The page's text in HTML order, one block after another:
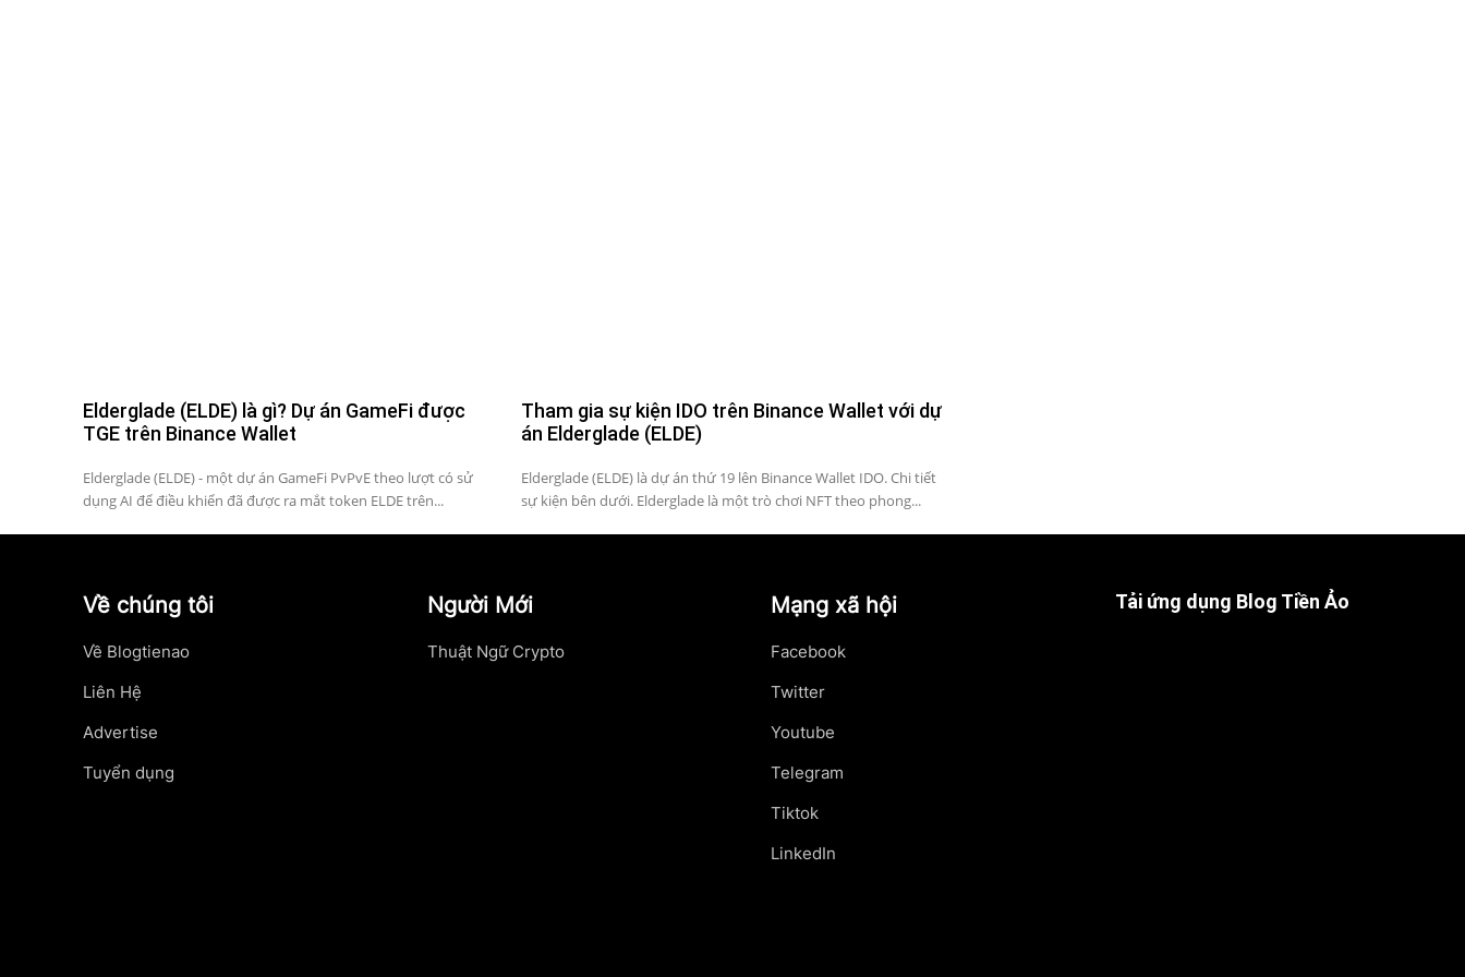
Elderglade (ELDE) là gì? Dự án GameFi được
TGE trên Binance Wallet
Elderglade (ELDE) - một dự án GameFi PvPvE theo lượt có sử
dụng AI để điều khiển đã được ra mắt token ELDE trên...
Tham gia sự kiện IDO trên Binance Wallet với dự
án Elderglade (ELDE)
Elderglade (ELDE) là dự án thứ 19 lên Binance Wallet IDO. Chi tiết
sự kiện bên dưới. Elderglade là một trò chơi NFT theo phong...
Về chúng tôi
Về Blogtienao
Liên Hệ
Advertise
Tuyển dụng
Người Mới
Thuật Ngữ Crypto
Mạng xã hội
Facebook
Twitter
Youtube
Telegram
Tiktok
LinkedIn
Tải ứng dụng Blog Tiền Ảo